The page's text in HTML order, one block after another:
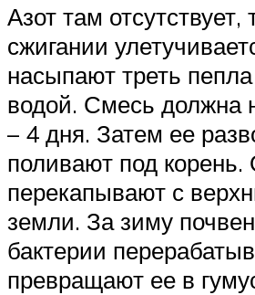
Азот там отсутствует,
сжигании
насыпают треть
водой. Смесь должна
– 4 дня. Затем ее
поливают под корень.
перекапывают с
земли. За зиму
бактерии
превращают ее в